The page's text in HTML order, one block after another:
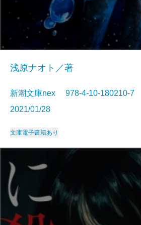
浅原ナオト／著
新潮文庫nex 978-4-10-180210-
2021/01/28
文庫電子書籍あり